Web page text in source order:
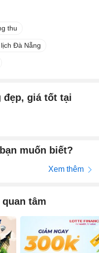
thu
Đà Nẵng
đẹp, giá tốt tại
muốn biết?
Xem thêm
tâm